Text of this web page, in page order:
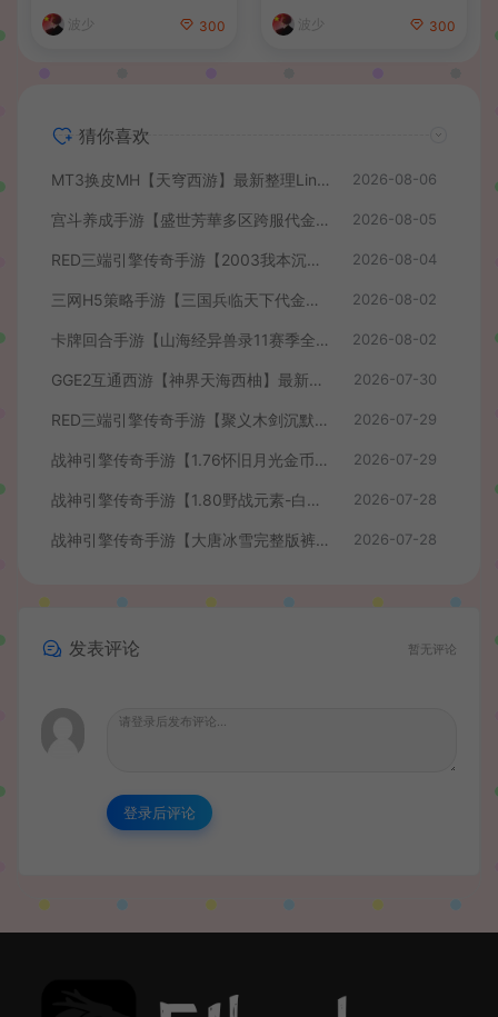
波少 300
+GM授权后台+简易安卓客户
端+详细搭建教程+视频教程
波少 300
猜你喜欢
MT3换皮MH【天穹西游】最新整理Linux手工服务端+安卓苹果双端+GM后台+详细搭建教程+全套源码+视频教程 2026-08-06
宫斗养成手游【盛世芳華多区跨服代金券本地优化版】最新整理单机一键即玩端+Linux手工服务端+CDK授权后台+安卓+详细搭建教程 2026-08-05
RED三端引擎传奇手游【2003我本沉默】最新整理Win系服务端+安卓苹果PC三端+详细搭建教程 2026-08-04
三网H5策略手游【三国兵临天下代金券内购七合修复版】最新整理单机一键即玩镜像端+Linux手工服务端+管理后台+GM授权后台+简易安卓客户端+详细搭建教程+视频教程 2026-08-02
卡牌回合手游【山海经异兽录11赛季全人物代金券内购版】最新整理WIN系服务端+授权GM后台+管理后台+热更修改工具+安卓+详细搭建教程 2026-08-02
GGE2互通西游【神界天海西柚】最新整理Win系服务端+安卓苹果PC三端+内置GM工具+全套源码+详细搭建教程+视频教程 2026-07-30
RED三端引擎传奇手游【聚义木剑沉默高仿嘟嘟沉默】最新整理Win系服务端+安卓苹果PC三端+详细搭建教程 2026-07-29
战神引擎传奇手游【1.76怀旧月光金币版】最新整理Win系复古服务端+安卓苹果双端+GM授权物品后台+详细搭建教程 2026-07-29
战神引擎传奇手游【1.80野战元素-白猪7.2免授权】最新整理Win系特色服务端+安卓+GM授权物品后台+详细搭建教程 2026-07-28
战神引擎传奇手游【大唐冰雪完整版裤衩7.0免授权】最新整理Win系特色服务端+GM授权后台+安卓苹果双端+详细搭建教程 2026-07-28
发表评论 暂无评论
登录后评论